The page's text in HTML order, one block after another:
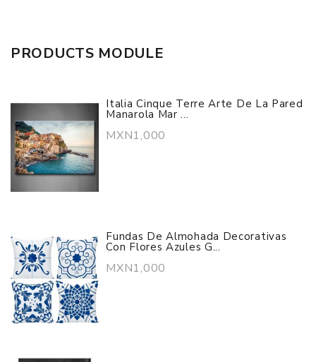
PRODUCTS MODULE
Italia Cinque Terre Arte De La Pared
Manarola Mar ...
MXN1,000
Fundas De Almohada Decorativas
Con Flores Azules G...
MXN1,000